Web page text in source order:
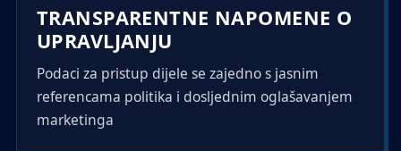
TRANSPARENTNE NAPOMENE O
UPRAVLJANJU
Podaci za pristup dijele se zajedno s jasnim
referencama politika i dosljednim oglašavanjem
marketinga